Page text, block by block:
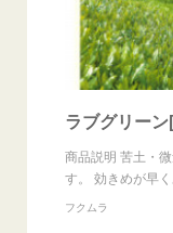
ラブグリー
商品説明 苦土・
す。 効きめが早
フクムラ